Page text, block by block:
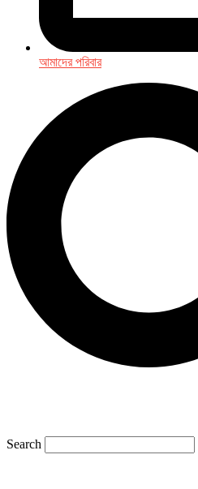
আমাদের পরিবার
Search